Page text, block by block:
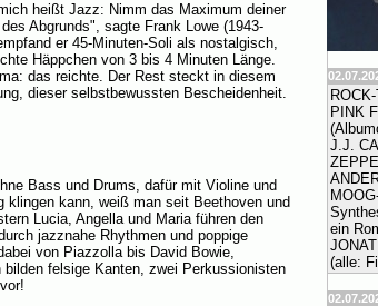
heißt Jazz: Nimm das Maximum deiner
Abgrunds", sagte Frank Lowe (1943-
er 45-Minuten-Soli als nostalgisch,
Häppchen von 3 bis 4 Minuten Länge.
das reichte. Der Rest steckt in diesem
dieser selbstbewussten Bescheidenheit.
Bass und Drums, dafür mit Violine und
klingen kann, weiß man seit Beethoven und
Lucia, Angella und Maria führen den
jazznahe Rhythmen und poppige
von Piazzolla bis David Bowie,
felsige Kanten, zwei Perkussionisten
PINK
J.J.
ein
(alle: